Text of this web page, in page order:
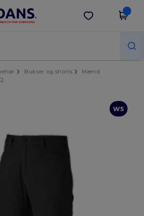
appen!
Hent app
Bukser og shorts
Mænd
W5